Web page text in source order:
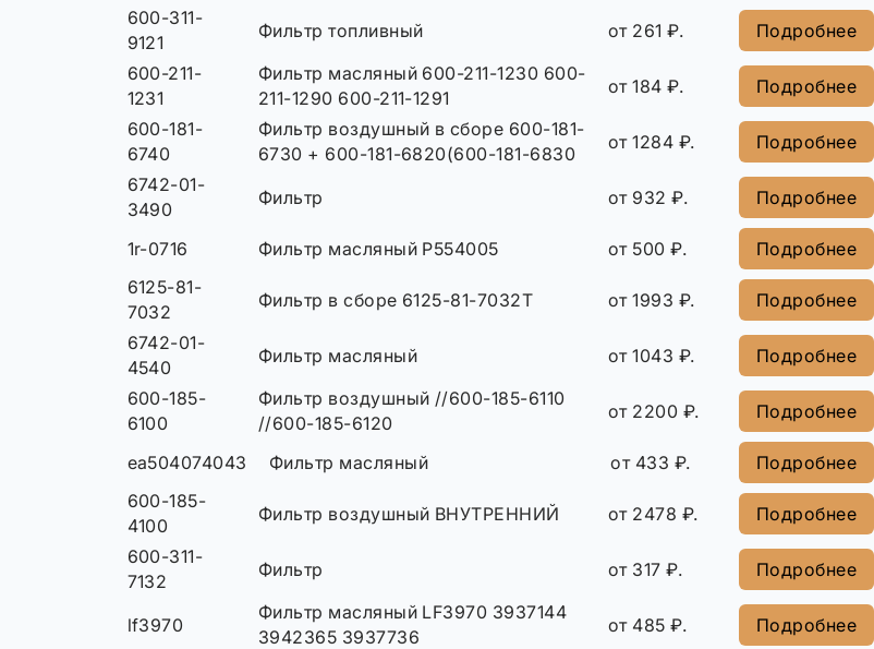
600-311-
9121
Фильтр топливный от 261 ₽.
Подробнее
600-211-
1231
Фильтр масляный 600-211-1230 600-
211-1290 600-211-1291
от 184 ₽.
Подробнее
600-181-
6740
Фильтр воздушный в сборе 600-181-
6730 + 600-181-6820(600-181-6830
от 1284 ₽.
Подробнее
6742-01-
3490
Фильтр от 932 ₽. Подробнее
1r-0716 Фильтр масляный P554005 от 500 ₽.
Подробнее
6125-81-
7032
Фильтр в сборе 6125-81-7032T от 1993 ₽.
Подробнее
6742-01-
4540
Фильтр масляный от 1043 ₽.
Подробнее
600-185-
6100
Фильтр воздушный //600-185-6110
//600-185-6120
от 2200 ₽. Подробнее
ea504074043 Фильтр масляный от 433 ₽.
Подробнее
600-185-
4100
Фильтр воздушный ВНУТРЕННИЙ от 2478 ₽.
Подробнее
600-311-
7132
Фильтр от 317 ₽. Подробнее
lf3970
Фильтр масляный LF3970 3937144
3942365 3937736
от 485 ₽. Подробнее